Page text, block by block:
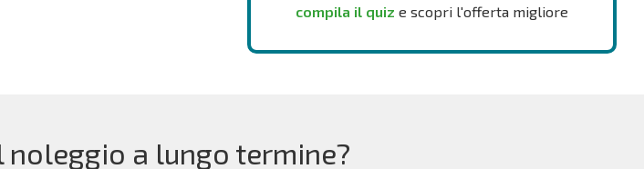
compila il quiz e scopri l'offerta migliore
noleggio a lungo termine?